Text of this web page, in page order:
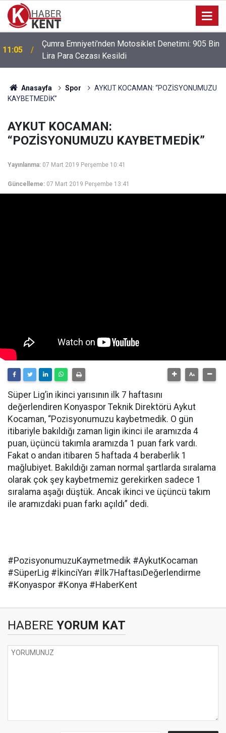
10:38
Park Halindeki Aracın Camını Kırarak Para ve
Altınları Çalan Şüpheliler Yakalandı
Anasayfa Spor
AYKUT KOCAMAN: “POZİSYONUMUZU
KAYBETMEDİK”
AYKUT KOCAMAN:
“POZİSYONUMUZU KAYBETMEDİK”
Yayınlanma: 07 Mart 2019 Perşembe 10:41
Güncelleme: 07 Mart 2019 Perşembe 13:41
Süper Lig’in ikinci yarısının ilk 7 haftasını
değerlendiren Konyaspor Teknik Direktörü Aykut
Kocaman, “Pozisyonumuzu kaybetmedik. O gün
itibariyle bakıldığı zaman ligin ikinci ile aramızda 4
puan, üçüncü takımla aramızda 1 puan fark vardı.
Fakat o andan itibaren 5 haftada 4 beraberlik 1
mağlubiyet. Bakıldığı zaman normal şartlarda sıralama
olarak çok şey kaybetmemiz gerekirken sadece 1
sıralama aşağı düştük. Ancak ikinci ve üçüncü takım
ile aramızdaki puan farkı açıldı” dedi.
#PozisyonumuzuKaymetmedik #AykutKocaman
#SüperLig #İkinciYarı #İlk7HaftasıDeğerlendirme
#Konyaspor #Konya #HaberKent
HABERE YORUM KAT